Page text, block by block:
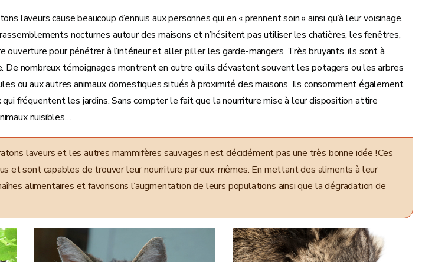
laveurs cause beaucoup d’ennuis aux personnes qui en « prennent soin » ainsi qu’à leur voisinage.
nocturnes autour des maisons et n’hésitent pas utiliser les chatières, les fenêtres,
ouverture pour pénétrer à l’intérieur et aller piller les garde-mangers. Très bruyants, ils sont à
De nombreux témoignages montrent en outre qu’ils dévastent souvent les potagers ou les arbres
ou aux autres animaux domestiques situés à proximité des maisons. Ils consomment également
fréquentent les jardins. Sans compter le fait que la nourriture mise à leur disposition attire
nuisibles…
laveurs et les autres mammifères sauvages n’est décidément pas une très bonne idée ! Ces
et sont capables de trouver leur nourriture par eux-mêmes. En mettant des aliments à leur
alimentaires et favorisons l’augmentation de leurs populations ainsi que la dégradation de